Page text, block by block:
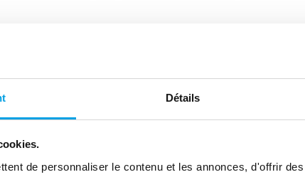
Détails
de personnaliser le contenu et les annonces, d'offrir